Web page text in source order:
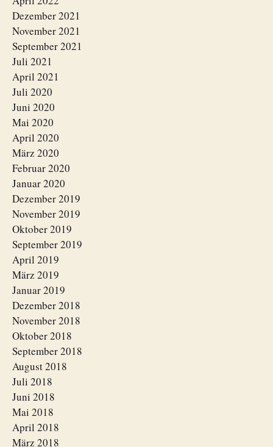
Dezember 2021
November 2021
September 2021
Juli 2021
April 2021
Juli 2020
Juni 2020
Mai 2020
April 2020
März 2020
Februar 2020
Januar 2020
Dezember 2019
November 2019
Oktober 2019
September 2019
April 2019
März 2019
Januar 2019
Dezember 2018
November 2018
Oktober 2018
September 2018
August 2018
Juli 2018
Juni 2018
Mai 2018
April 2018
März 2018